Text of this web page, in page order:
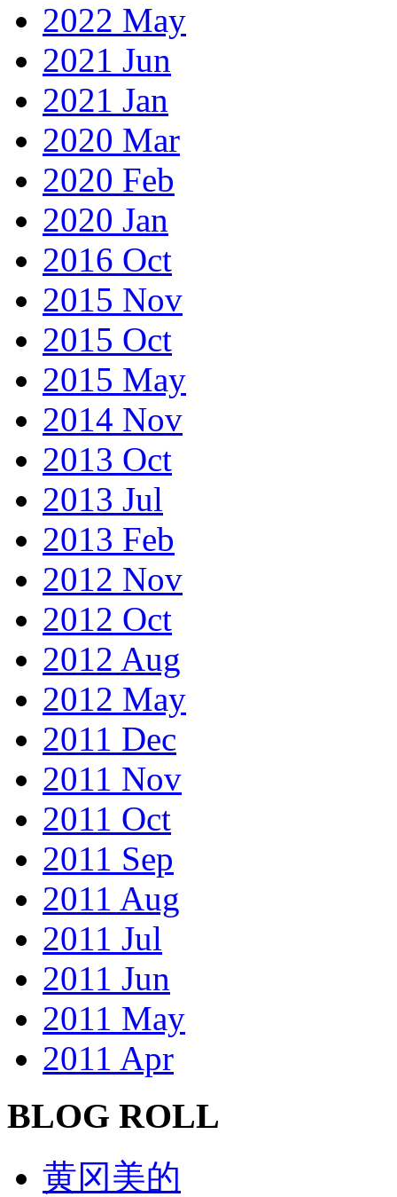
2022 May
2021 Jun
2021 Jan
2020 Mar
2020 Feb
2020 Jan
2016 Oct
2015 Nov
2015 Oct
2015 May
2014 Nov
2013 Oct
2013 Jul
2013 Feb
2012 Nov
2012 Oct
2012 Aug
2012 May
2011 Dec
2011 Nov
2011 Oct
2011 Sep
2011 Aug
2011 Jul
2011 Jun
2011 May
2011 Apr
BLOG ROLL
黄冈美的